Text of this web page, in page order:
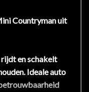
Countryman uit
en schakelt
Ideale auto